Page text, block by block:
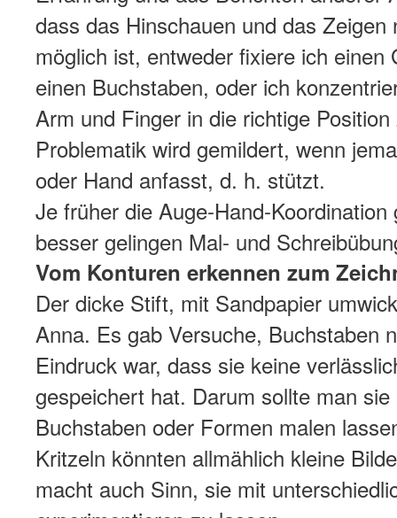
dass das Hinschauen und das Zeigen
möglich ist, entweder fixiere ich einen
einen Buchstaben, oder ich
Arm und Finger in die richtige
Problematik wird gemildert, wenn
oder Hand anfasst, d. h. stützt.
Je früher die Auge-Hand-
besser gelingen Mal- und
Vom Konturen erkennen zum
Der dicke Stift, mit Sandpapier
Anna. Es gab Versuche, Buchstaben
Eindruck war, dass sie keine
gespeichert hat. Darum sollte man
Buchstaben oder Formen malen
Kritzeln könnten allmählich kleine
macht auch Sinn, sie mit